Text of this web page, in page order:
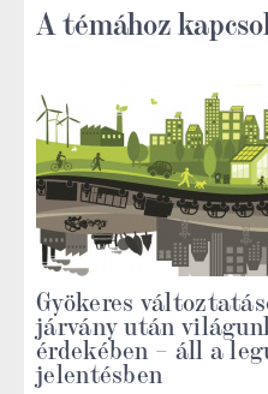
A témához
Gyökeres
járvány után
érdekében – áll a
jelentésben